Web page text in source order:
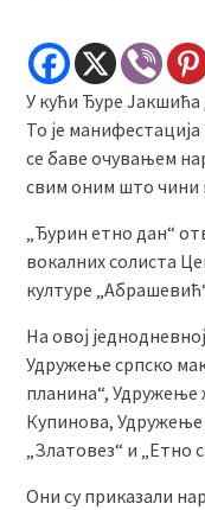
У кући Ђуре Јакшића
То је манифестација
се баве очувањем
свим оним што чини
„Ђурин етно дан“
вокалних солиста
културе
На овој
Удружење српско
планина“, Удружење
Купинова, Удружење
„Златовез“ и „Етно
Они су приказали